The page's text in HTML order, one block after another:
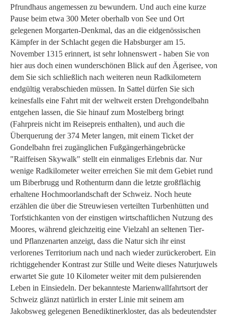
Pfrundhaus angemessen zu bewundern. Und auch eine kurze
Pause beim etwa 300 Meter oberhalb von See und Ort
gelegenen Morgarten-Denkmal, das an die eidgenössischen
Kämpfer in der Schlacht gegen die Habsburger am 15.
November 1315 erinnert, ist sehr lohnenswert - haben Sie von
hier aus doch einen wunderschönen Blick auf den Ägerisee, von
dem Sie sich schließlich nach weiteren neun Radkilometern
endgültig verabschieden müssen. In Sattel dürfen Sie sich
keinesfalls eine Fahrt mit der weltweit ersten Drehgondelbahn
entgehen lassen, die Sie hinauf zum Mostelberg bringt
(Fahrpreis nicht im Reisepreis enthalten), und auch die
Überquerung der 374 Meter langen, mit einem Ticket der
Gondelbahn frei zugänglichen Fußgängerhängebrücke
"Raiffeisen Skywalk" stellt ein einmaliges Erlebnis dar. Nur
wenige Radkilometer weiter erreichen Sie mit dem Gebiet rund
um Biberbrugg und Rothenturm dann die letzte großflächig
erhaltene Hochmoorlandschaft der Schweiz. Noch heute
erzählen die über die Streuwiesen verteilten Turbenhütten und
Torfstichkanten von der einstigen wirtschaftlichen Nutzung des
Moores, während gleichzeitig eine Vielzahl an seltenen Tier-
und Pflanzenarten anzeigt, dass die Natur sich ihr einst
verlorenes Territorium nach und nach wieder zurückerobert. Ein
richtiggehender Kontrast zur Stille und Weite dieses Naturjuwels
erwartet Sie gute 10 Kilometer weiter mit dem pulsierenden
Leben in Einsiedeln. Der bekannteste Marienwallfahrtsort der
Schweiz glänzt natürlich in erster Linie mit seinem am
Jakobsweg gelegenen Benediktinerkloster, das als bedeutendster